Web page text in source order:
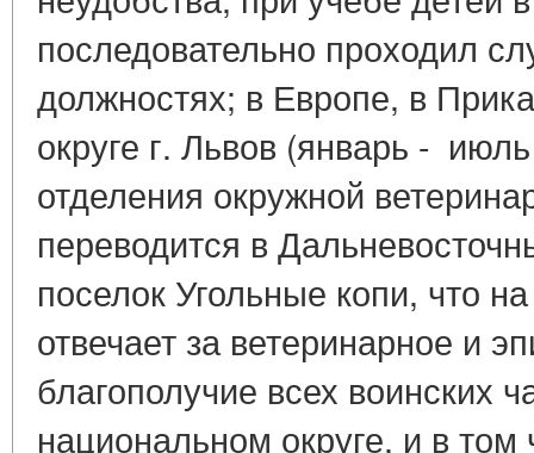
последовательно проходил
должностях; в Европе, в
округе г. Львов (январь -
отделения окружной
переводится в
поселок Угольные копи, что
отвечает за ветеринарное и
благополучие всех воинских
национальном округе, и в том